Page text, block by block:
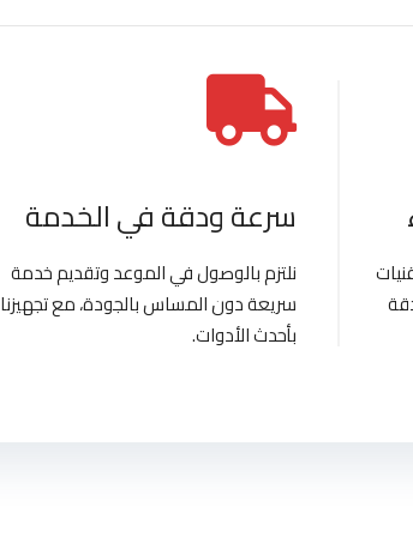
سرعة ودقة في الخدمة
نلتزم بالوصول في الموعد وتقديم خدمة
سريعة دون المساس بالجودة، مع تجهيزنا
بأحدث الأدوات.